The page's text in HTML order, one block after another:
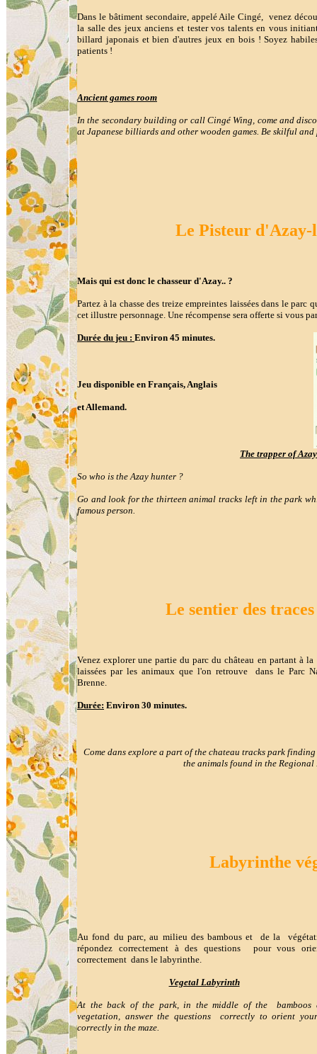
Dans le bâtiment secondaire, appelé Aile Cingé, venez
la salle des jeux anciens et tester vos talents en vous
billard japonais et bien d'autres jeux en bois ! Soyez
patients !
Ancient games room
In the secondary building or call Cingé Wing, come and
at Japanese billiards and other wooden games. Be skilful
Le Pisteur
Mais qui est donc le chasseur d'Azay.. ?
Partez à la chasse des treize empreintes laissées dans le
cet illustre personnage. Une récompense sera offerte si vous
Durée du jeu : Environ 45 minutes.
Jeu disponible en Français, Anglais
et Allemand.
The trapper of Azay
So who is the Azay hunter ?
Go and look for the thirteen animal tracks left in the park
famous person.
Le sentier des traces
Venez explorer une partie du parc du château en partant à la
laissées par les animaux que l'on retrouve dans le Parc
Brenne.
Durée: Environ 30 minutes.
Come dans explore a part of the chateau tracks park
the animals found in the
Labyrinthe
Au fond du parc, au milieu des bambous et de la
répondez correctement à des questions pour vous
correctement dans le labyrinthe.
Vegetal Labyrinth
At the back of the park, in the middle of the bamboos
vegetation, answerthe questions correctly to orient
correctly in the maze.